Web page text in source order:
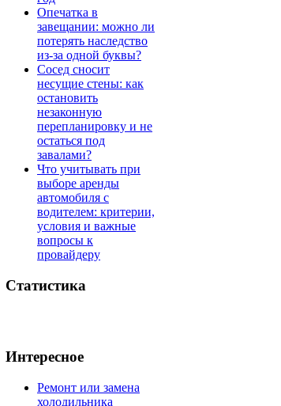
Опечатка в
завещании: можно ли
потерять наследство
из-за одной буквы?
Сосед сносит
несущие стены: как
остановить
незаконную
перепланировку и не
остаться под
завалами?
Что учитывать при
выборе аренды
автомобиля с
водителем: критерии,
условия и важные
вопросы к
провайдеру
Статистика
Интересное
Ремонт или замена
холодильника